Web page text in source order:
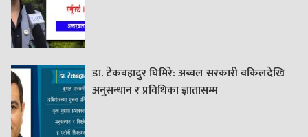
डा. टेकबहादुर घिमिरे: अब्बल सरकारी वकिलदेखि
अनुसन्धान र प्रविधिका ज्ञातासम्म